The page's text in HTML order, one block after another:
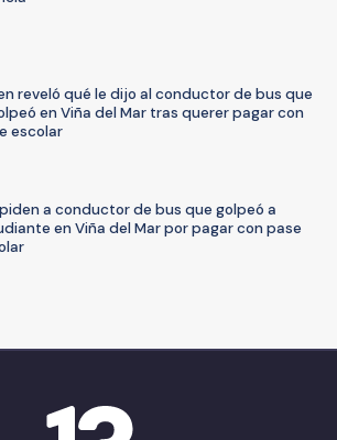
reveló qué le dijo al conductor de bus que
en Viña del Mar tras querer pagar con
escolar
a conductor de bus que golpeó a
en Viña del Mar por pagar con pase